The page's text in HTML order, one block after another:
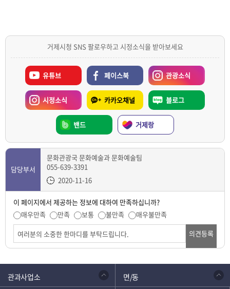
거제시청 SNS 팔로우하고 시정소식을 받아보세요
유튜브 페이스북 관광소식
시정소식 카카오채널 블로그
밴드 거제랑
담당부서
문화관광국 문화예술과 문화예술팀
055-639-3391
2020-11-16
이 페이지에서 제공하는 정보에 대하여 만족하십니까?
매우만족
만족 보통 불만족
매우불만족
의견등록
관과사업소 면/동